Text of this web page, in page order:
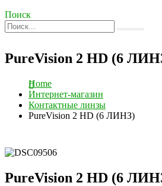
Поиск
PureVision 2 HD (6
Home
Интернет-магазин
Контактные линзы
PureVision 2 HD (6 ЛИНЗ)
PureVision 2 HD (6